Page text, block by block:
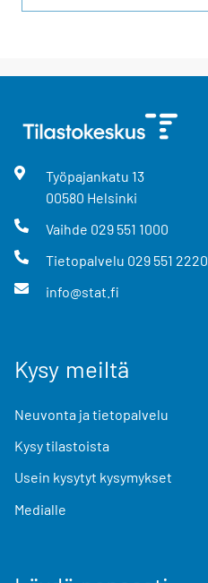
Työpajankatu 13
00580 Helsinki
Vaihde 029 551 1000
Tietopalvelu 029 551 2220
info@stat.fi
Kysy meiltä
Neuvonta ja tietopalvelu
Kysy tilastoista
Usein kysytyt kysymykset
Medialle